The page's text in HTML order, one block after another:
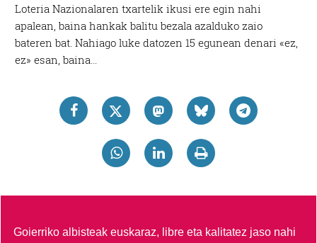
Loteria Nazionalaren txartelik ikusi ere egin nahi
apalean, baina hankak balitu bezala azalduko zaio
bateren bat. Nahiago luke datozen 15 egunean denari «ez,
ez» esan, baina…
Goierriko albisteak euskaraz, libre eta kalitatez jaso nahi